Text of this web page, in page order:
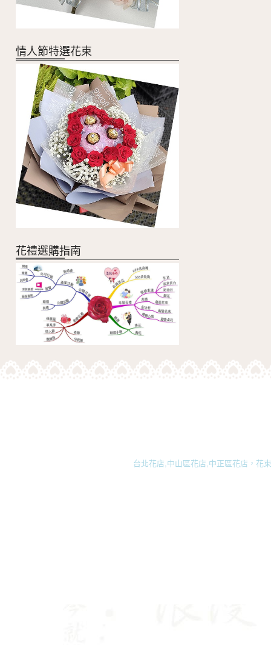
情人節特選花束
花禮選購指南
台北花店,中山區花店,中正區花店，花